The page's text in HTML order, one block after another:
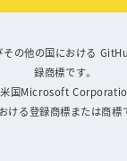
の他の国における
録商標です。
国Microsoft
ける登録商標または商標